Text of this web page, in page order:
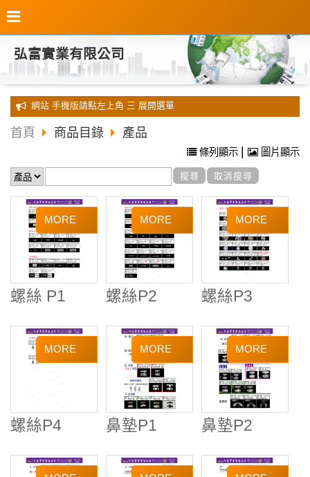
弘富實業有限公司
全新 網站 手機版請點左上角 三 展開選單
首頁 商品目錄 產品
條列顯示 圖片顯示
螺絲 P1 螺絲P2 螺絲P3
螺絲P4 鼻墊P1 鼻墊P2